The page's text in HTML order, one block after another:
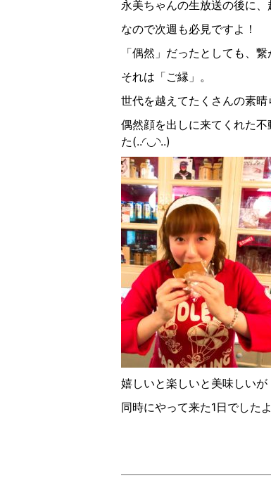
永美ちゃんの生放送の後に
なので次週も必見ですよ！
「偶然」だったとしても、
それは「ご縁」。
世代を越えてたくさんの素晴
偶然顔を出しに来てくれた
た(..◜︎◡︎◝︎..)
嬉しいと楽しいと美味しいが
同時にやって来た1日でした